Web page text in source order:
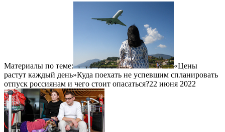
Материалы по теме:
«Цены
растут каждый день»Куда поехать не успевшим спланировать
отпуск россиянам и чего стоит опасаться?22 июня 2022